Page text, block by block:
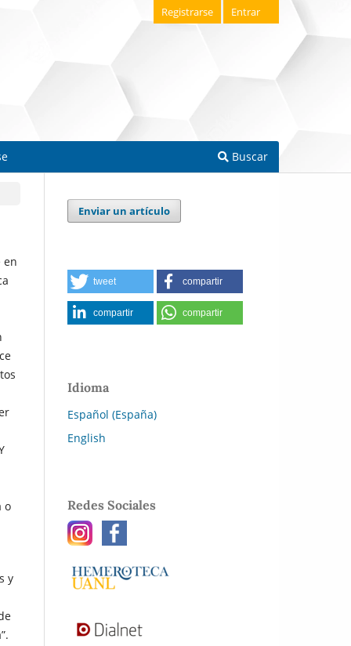
Buscar
Registrarse Entrar
en
o
y
Enviar un artículo
tweet compartir
compartir compartir
Idioma
Español (España)
English
Redes Sociales